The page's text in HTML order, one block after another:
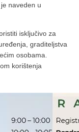
naveden u
isključivo za
graditeljstva
osobama.
korištenja